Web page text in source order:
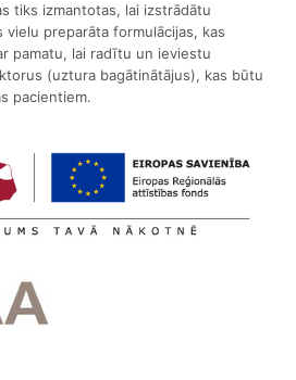
tiks izmantotas, lai izstrādātu
vielu preparāta formulācijas, kas
pamatu, lai radītu un ieviestu
(uztura bagātinātājus), kas būtu
pacientiem.